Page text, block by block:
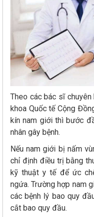
Theo các bác sĩ
khoa Quốc tế Cộng
kín nam giới thì bước
nhân gây bệnh.
Nếu nam giới bị nấm
chỉ định điều trị bằng
kỹ thuật y tế để ức
ngứa. Trường hợp nam
các bệnh lý bao quy
cắt bao quy đầu.